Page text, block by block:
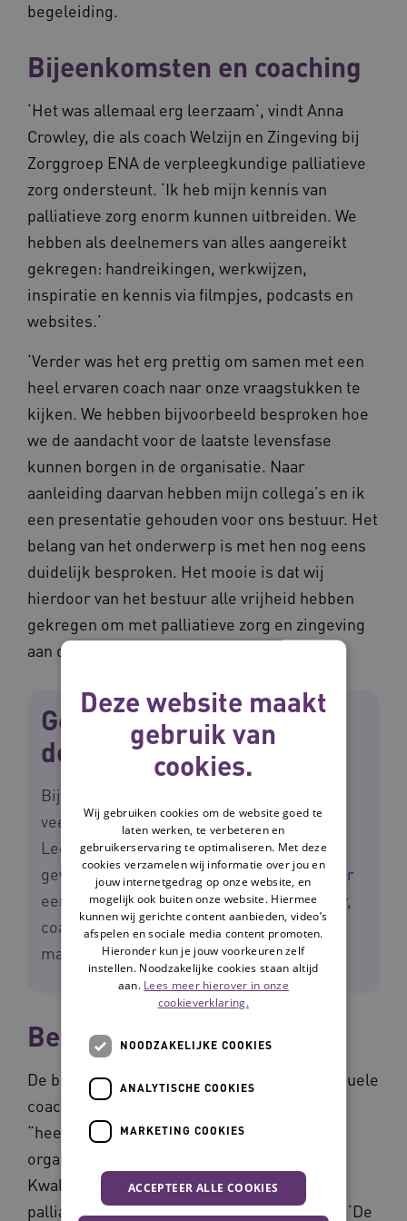
begeleiding.
Bijeenkomsten en coaching
‘Het was allemaal erg leerzaam’, vindt Anna
Crowley, die als coach Welzijn en Zingeving bij
Zorggroep ENA de verpleegkundige palliatieve
zorg ondersteunt. ‘Ik heb mijn kennis van
palliatieve zorg enorm kunnen uitbreiden. We
hebben als deelnemers van alles aangereikt
gekregen: handreikingen, werkwijzen,
inspiratie en kennis via filmpjes, podcasts en
websites.’
‘Verder was het erg prettig om samen met een
heel ervaren coach naar onze vraagstukken te
kijken. We hebben bijvoorbeeld besproken hoe
we de aandacht voor de laatste levensfase
kunnen borgen in de organisatie. Naar
aanleiding daarvan hebben mijn collega’s en ik
een presentatie gehouden voor ons bestuur. Het
belang van het onderwerp is met hen nog eens
duidelijk besproken. Het mooie is dat wij
hierdoor van het bestuur alle vrijheid hebben
gekregen om met palliatieve zorg en zingeving
aan de slag te gaan.’
Gevarieerde groep
deelnemers
Bij zingeving in de laatste levensfase zijn
veel zorgprofessionals betrokken. Het
LeerDoeDeeltraject had dan ook een
gevarieerde groep deelnemers, waaronder
een geestelijk verzorger, stafmedewerker,
coach, palliatief verpleegkundige en een
manager.
Belang van opleiden
De bijeenkomsten, online sessies en individuele
coaching waren voor Sandra van der Molen
“heel helpend” om de koers van haar
organisatie te kunnen bepalen. Als Adviseur
Kwaliteit & Beleid is zij nauw betrokken bij
palliatieve zorg van Zorggroep Maas & Waal. ‘De
Deze website maakt
gebruik van
cookies.
Wij gebruiken cookies om de website goed te
laten werken, te verbeteren en
gebruikerservaring te optimaliseren. Met deze
cookies verzamelen wij informatie over jou en
jouw internetgedrag op onze website, en
mogelijk ook buiten onze website. Hiermee
kunnen wij gerichte content aanbieden, video’s
afspelen en sociale media content promoten.
Hieronder kun je jouw voorkeuren zelf
instellen. Noodzakelijke cookies staan altijd
aan. Lees meer hierover in onze
cookieverklaring.
NOODZAKELIJKE COOKIES
ANALYTISCHE COOKIES
MARKETING COOKIES
ACCEPTEER ALLE COOKIES